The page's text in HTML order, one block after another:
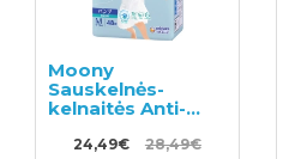
Moony
Sauskelnės-
kelnaitės Anti-
48vnt
24,49€ 28,49€